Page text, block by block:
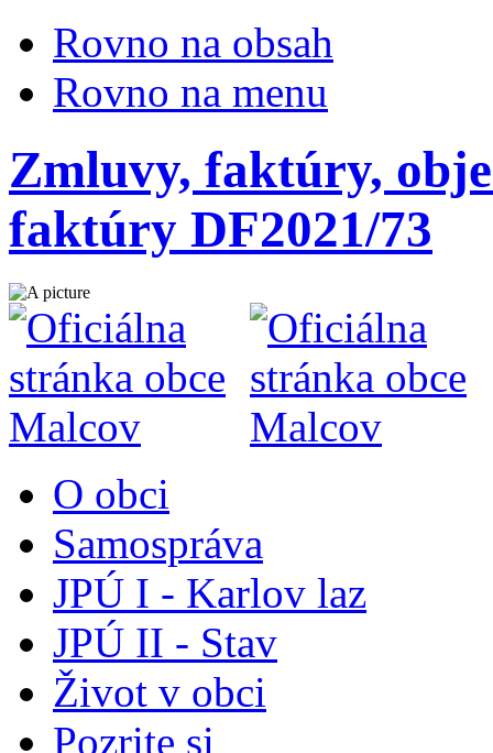
Rovno na obsah
Rovno na menu
Zmluvy, faktúry,
faktúry DF2021/73
O obci
Samospráva
JPÚ I - Karlov laz
JPÚ II - Stav
Život v obci
Pozrite si